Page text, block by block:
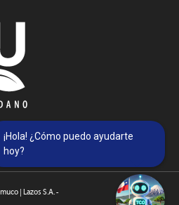
| Lazos S.A. -
¡Hola! ¿Cómo puedo ayudarte
hoy?